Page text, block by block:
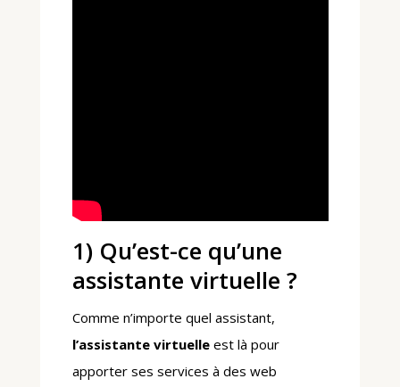
1) Qu’est-ce qu’une
assistante virtuelle ?
Comme n’importe quel assistant,
l’assistante virtuelleest là pour
apporter ses services à des web